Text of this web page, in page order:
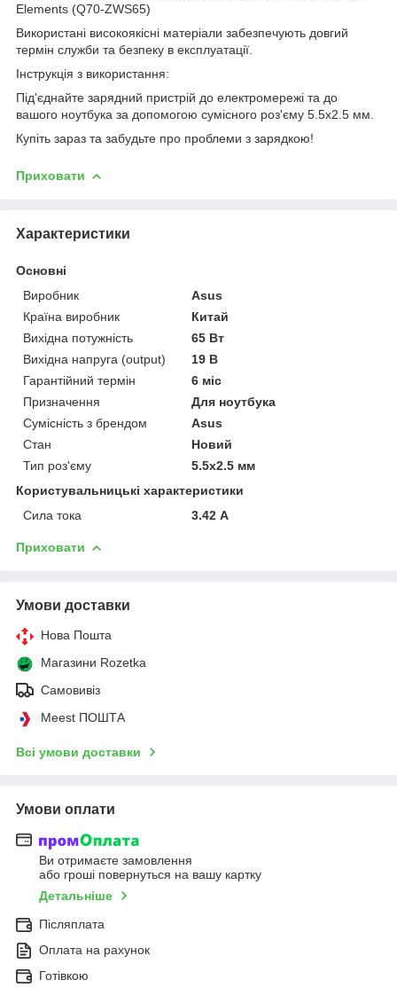
Elements (Q70-ZWS65)
Використані високоякісні матеріали забезпечують довгий
термін служби та безпеку в експлуатації.
Інструкція з використання:
Під'єднайте зарядний пристрій до електромережі та до
вашого ноутбука за допомогою сумісного роз'єму 5.5x2.5 мм.
Купіть зараз та забудьте про проблеми з зарядкою!
Приховати
Характеристики
Основні
Виробник
Asus
Країна виробник
Китай
Вихідна потужність
65 Вт
Вихідна напруга (output)
19 В
Гарантійний термін
6 міс
Призначення
Для ноутбука
Сумісність з брендом
Asus
Стан
Новий
Тип роз'єму
5.5x2.5 мм
Користувальницькі характеристики
Сила тока
3.42 А
Приховати
Умови доставки
Нова Пошта
Магазини Rozetka
Самовивіз
Meest ПОШТА
Всі умови доставки
Умови оплати
Ви отримаєте замовлення
або гроші повернуться на вашу картку
Детальніше
Післяплата
Оплата на рахунок
Готівкою